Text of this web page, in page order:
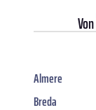
Von
Almere
Breda